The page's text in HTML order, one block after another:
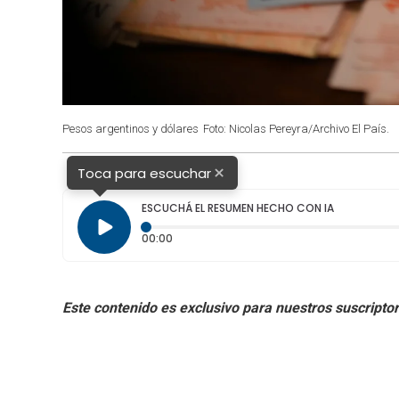
Pesos argentinos y dólares Foto: Nicolas Pereyra/Archivo El País.
Toca para escuchar×
ESCUCHÁ EL RESUMEN HECHO CON IA
00:00